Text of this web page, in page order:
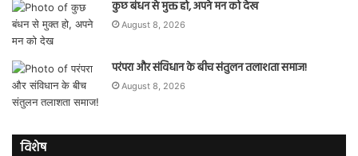
कुछ बंधन से मुक्त हो, अपने मन को देख
August 8, 2026
परंपरा और संविधान के बीच संतुलन तलाशता समाज!
August 8, 2026
विशेष